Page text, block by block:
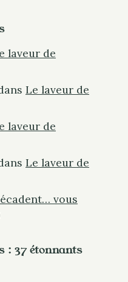
laveur de
Le laveur de
laveur de
Le laveur de
vous
: 37 étonnants